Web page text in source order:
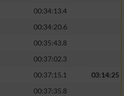
00:34:13.4
00:34:20.6
00:35:43.8
00:37:02.3
00:37:15.1
03:14:25
00:37:35.8